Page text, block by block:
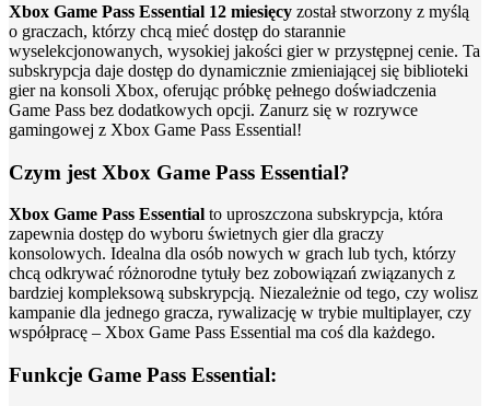
Xbox Game Pass Essential 12 miesięcy został stworzony z myślą
o graczach, którzy chcą mieć dostęp do starannie
wyselekcjonowanych, wysokiej jakości gier w przystępnej cenie. Ta
subskrypcja daje dostęp do dynamicznie zmieniającej się biblioteki
gier na konsoli Xbox, oferując próbkę pełnego doświadczenia
Game Pass bez dodatkowych opcji. Zanurz się w rozrywce
gamingowej z Xbox Game Pass Essential!
Czym jest Xbox Game Pass Essential?
Xbox Game Pass Essential to uproszczona subskrypcja, która
zapewnia dostęp do wyboru świetnych gier dla graczy
konsolowych. Idealna dla osób nowych w grach lub tych, którzy
chcą odkrywać różnorodne tytuły bez zobowiązań związanych z
bardziej kompleksową subskrypcją. Niezależnie od tego, czy wolisz
kampanie dla jednego gracza, rywalizację w trybie multiplayer, czy
współpracę – Xbox Game Pass Essential ma coś dla każdego.
Funkcje Game Pass Essential: